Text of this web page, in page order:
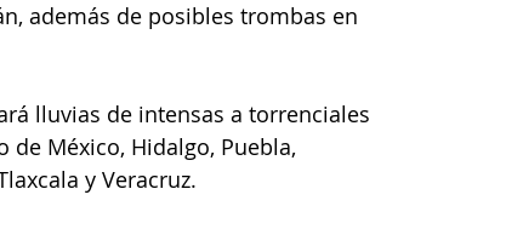
además de posibles trombas en
lluvias de intensas a torrenciales
de México, Hidalgo, Puebla,
y Veracruz.